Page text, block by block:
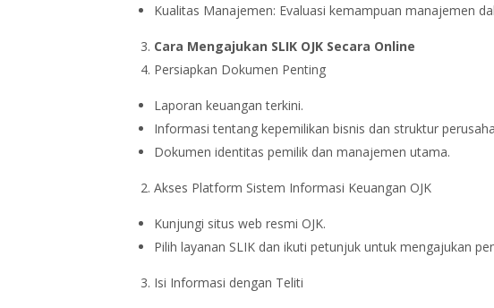
Kualitas Manajemen: Evaluasi kemampuan manajemen
Cara Mengajukan SLIK OJK Secara Online
Persiapkan Dokumen Penting
Laporan keuangan terkini.
Informasi tentang kepemilikan bisnis dan struktur
Dokumen identitas pemilik dan manajemen utama.
Akses Platform Sistem Informasi Keuangan OJK
Kunjungi situs web resmi OJK.
Pilih layanan SLIK dan ikuti petunjuk untuk mengajukan
Isi Informasi dengan Teliti